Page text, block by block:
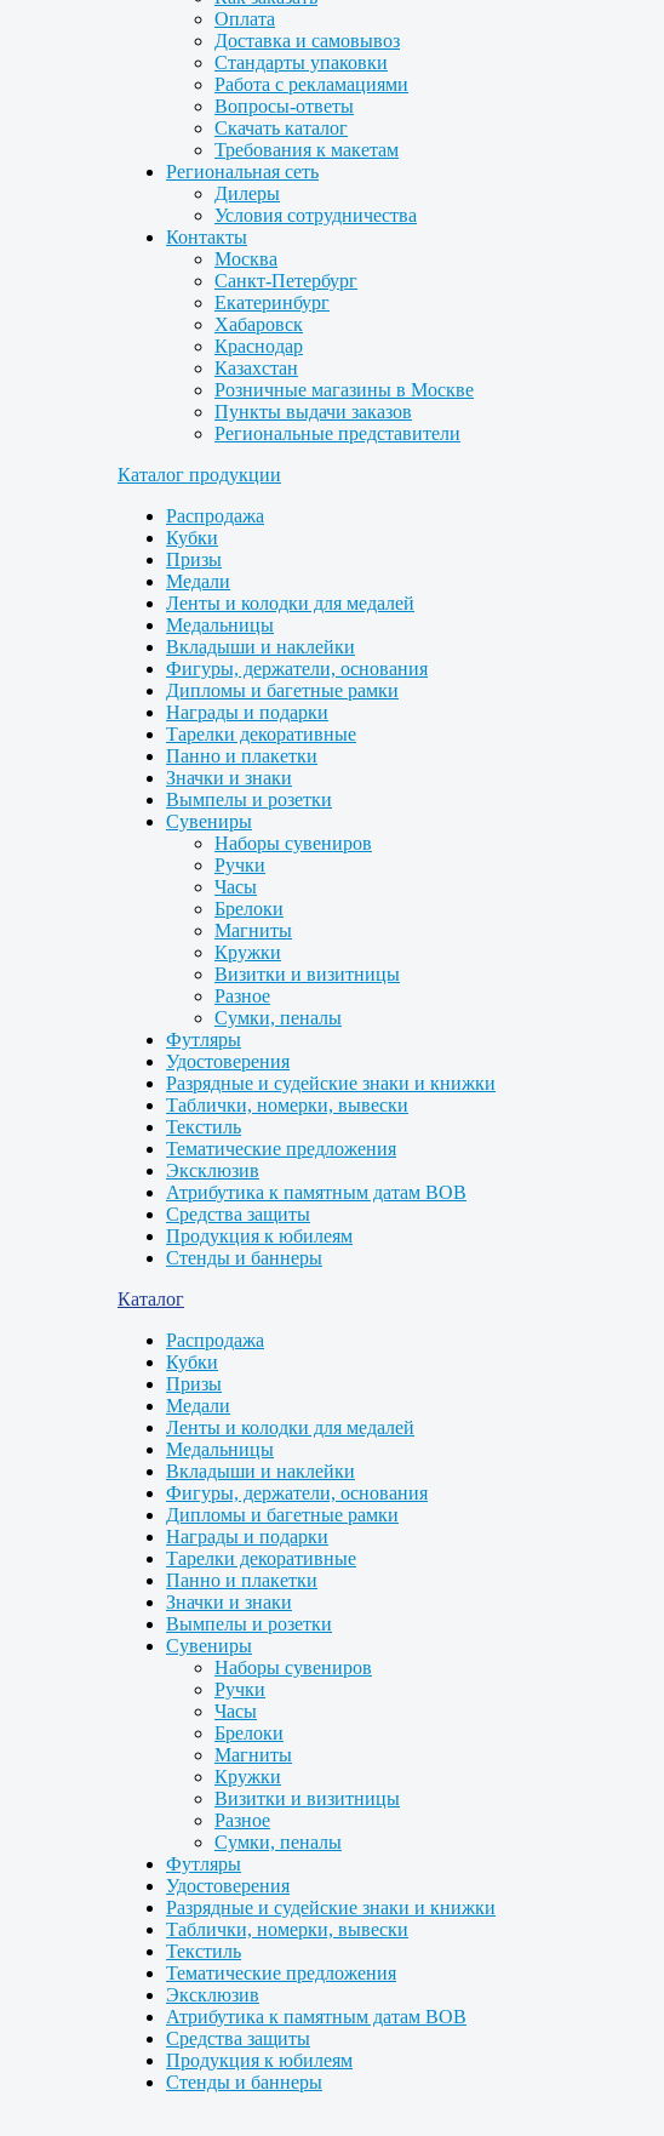
Оплата
Доставка и самовывоз
Стандарты упаковки
Работа с рекламациями
Вопросы-ответы
Скачать каталог
Требования к макетам
Региональная сеть
Дилеры
Условия сотрудничества
Контакты
Москва
Санкт-Петербург
Екатеринбург
Хабаровск
Краснодар
Казахстан
Розничные магазины в Москве
Пункты выдачи заказов
Региональные представители
Каталог продукции
Распродажа
Кубки
Призы
Медали
Ленты и колодки для медалей
Медальницы
Вкладыши и наклейки
Фигуры, держатели, основания
Дипломы и багетные рамки
Награды и подарки
Тарелки декоративные
Панно и плакетки
Значки и знаки
Вымпелы и розетки
Сувениры
Наборы сувениров
Ручки
Часы
Брелоки
Магниты
Кружки
Визитки и визитницы
Разное
Сумки, пеналы
Футляры
Удостоверения
Разрядные и судейские знаки и книжки
Таблички, номерки, вывески
Текстиль
Тематические предложения
Эксклюзив
Атрибутика к памятным датам ВОВ
Средства защиты
Продукция к юбилеям
Стенды и баннеры
Каталог
Распродажа
Кубки
Призы
Медали
Ленты и колодки для медалей
Медальницы
Вкладыши и наклейки
Фигуры, держатели, основания
Дипломы и багетные рамки
Награды и подарки
Тарелки декоративные
Панно и плакетки
Значки и знаки
Вымпелы и розетки
Сувениры
Наборы сувениров
Ручки
Часы
Брелоки
Магниты
Кружки
Визитки и визитницы
Разное
Сумки, пеналы
Футляры
Удостоверения
Разрядные и судейские знаки и книжки
Таблички, номерки, вывески
Текстиль
Тематические предложения
Эксклюзив
Атрибутика к памятным датам ВОВ
Средства защиты
Продукция к юбилеям
Стенды и баннеры